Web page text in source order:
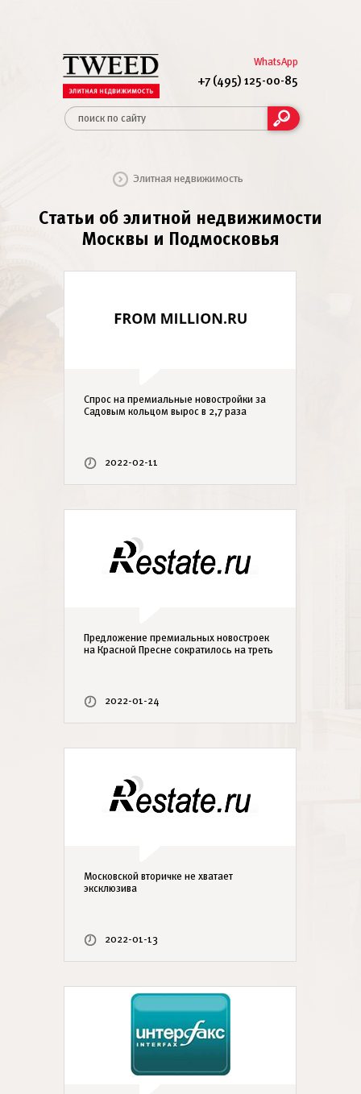
WhatsApp
+7 (495) 125-00-85
Элитная недвижимость
Статьи об элитной недвижимости
Москвы и Подмосковья
Cпрос на премиальные новостройки за
Садовым кольцом вырос в 2,7 раза
2022-02-11
Предложение премиальных новостроек
на Красной Пресне сократилось на треть
2022-01-24
Московской вторичке не хватает
эксклюзива
2022-01-13